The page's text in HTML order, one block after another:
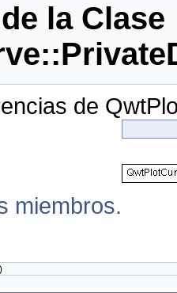
la Clase
de
miembros.